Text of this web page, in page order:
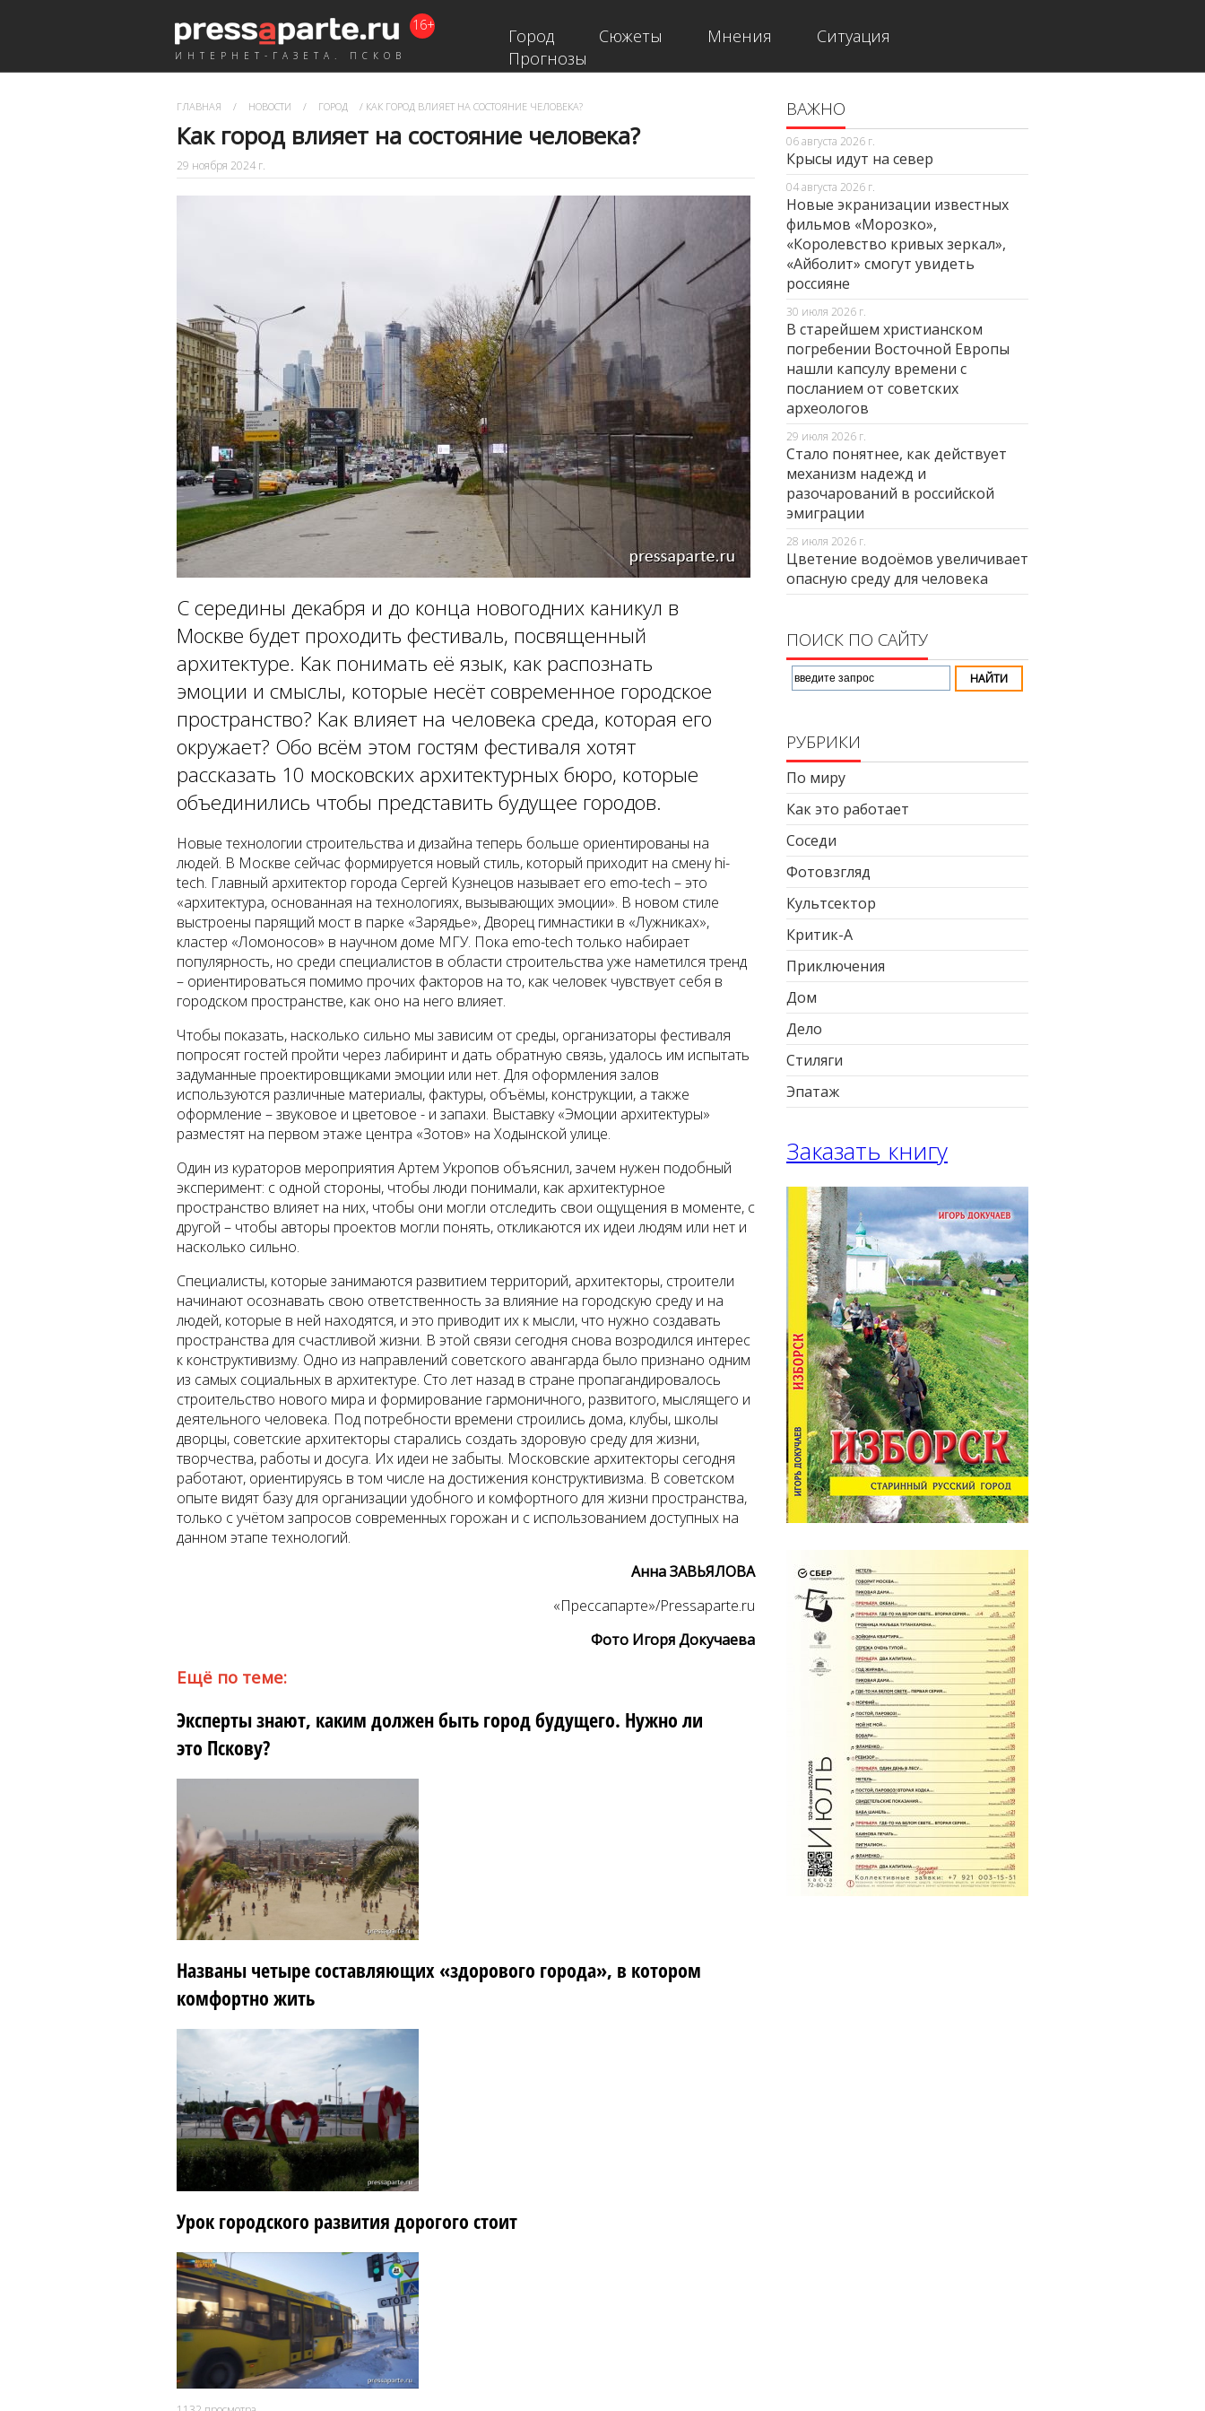
ИНТЕРНЕТ-ГАЗЕТА. ПСКОВ
16+
Город Сюжеты Мнения
Ситуация
Прогнозы
ГЛАВНАЯ / НОВОСТИ / ГОРОД / КАК ГОРОД ВЛИЯЕТ НА СОСТОЯНИЕ ЧЕЛОВЕКА?
Как город влияет на состояние человека?
29 ноября 2024 г.
С середины декабря и до конца новогодних каникул в
Москве будет проходить фестиваль, посвященный
архитектуре. Как понимать её язык, как распознать
эмоции и смыслы, которые несёт современное городское
пространство? Как влияет на человека среда, которая его
окружает? Обо всём этом гостям фестиваля хотят
рассказать 10 московских архитектурных бюро, которые
объединились чтобы представить будущее городов.
Новые технологии строительства и дизайна теперь больше ориентированы на
людей. В Москве сейчас формируется новый стиль, который приходит на смену hi-
tech. Главный архитектор города Сергей Кузнецов называет его emo-tech – это
«архитектура, основанная на технологиях, вызывающих эмоции». В новом стиле
выстроены парящий мост в парке «Зарядье», Дворец гимнастики в «Лужниках»,
кластер «Ломоносов» в научном доме МГУ. Пока emo-tech только набирает
популярность, но среди специалистов в области строительства уже наметился тренд
– ориентироваться помимо прочих факторов на то, как человек чувствует себя в
городском пространстве, как оно на него влияет.
Чтобы показать, насколько сильно мы зависим от среды, организаторы фестиваля
попросят гостей пройти через лабиринт и дать обратную связь, удалось им испытать
задуманные проектировщиками эмоции или нет. Для оформления залов
используются различные материалы, фактуры, объёмы, конструкции, а также
оформление – звуковое и цветовое - и запахи. Выставку «Эмоции архитектуры»
разместят на первом этаже центра «Зотов» на Ходынской улице.
Один из кураторов мероприятия Артем Укропов объяснил, зачем нужен подобный
эксперимент: с одной стороны, чтобы люди понимали, как архитектурное
пространство влияет на них, чтобы они могли отследить свои ощущения в моменте, с
другой – чтобы авторы проектов могли понять, откликаются их идеи людям или нет и
насколько сильно.
Специалисты, которые занимаются развитием территорий, архитекторы, строители
начинают осознавать свою ответственность за влияние на городскую среду и на
людей, которые в ней находятся, и это приводит их к мысли, что нужно создавать
пространства для счастливой жизни. В этой связи сегодня снова возродился интерес
к конструктивизму. Одно из направлений советского авангарда было признано одним
из самых социальных в архитектуре. Сто лет назад в стране пропагандировалось
строительство нового мира и формирование гармоничного, развитого, мыслящего и
деятельного человека. Под потребности времени строились дома, клубы, школы
дворцы, советские архитекторы старались создать здоровую среду для жизни,
творчества, работы и досуга. Их идеи не забыты. Московские архитекторы сегодня
работают, ориентируясь в том числе на достижения конструктивизма. В советском
опыте видят базу для организации удобного и комфортного для жизни пространства,
только с учётом запросов современных горожан и с использованием доступных на
данном этапе технологий.
Анна ЗАВЬЯЛОВА
«Прессапарте»/Pressaparte.ru
Фото Игоря Докучаева
Ещё по теме:
Эксперты знают, каким должен быть город будущего. Нужно ли
это Пскову?
Названы четыре составляющих «здорового города», в котором
комфортно жить
Урок городского развития дорогого стоит
ВАЖНО
06 августа 2026 г.
Крысы идут на север
04 августа 2026 г.
Новые экранизации известных
фильмов «Морозко»,
«Королевство кривых зеркал»,
«Айболит» смогут увидеть
россияне
30 июля 2026 г.
В старейшем христианском
погребении Восточной Европы
нашли капсулу времени с
посланием от советских
археологов
29 июля 2026 г.
Стало понятнее, как действует
механизм надежд и
разочарований в российской
эмиграции
28 июля 2026 г.
Цветение водоёмов увеличивает
опасную среду для человека
ПОИСК ПО САЙТУ
РУБРИКИ
По миру
Как это работает
Соседи
Фотовзгляд
Культсектор
Критик-А
Приключения
Дом
Дело
Стиляги
Эпатаж
Заказать книгу